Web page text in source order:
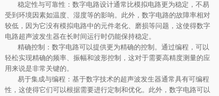
稳定性与可靠性：数字电路设计通常比模拟电路更为稳定，不易
受到环境因素如温度、湿度等的影响。此外，数字电路的故障率相对
较低，因为它没有模拟电路中的元件老化、磨损等问题，这使得数字
电路超声波发生器在长时间运行时仍能保持稳定。
精确控制：数字电路可以提供更为精确的控制。通过编程，可以
轻松实现精确的频率、振幅和波形控制，这对于需要高精度测量的应
用来说是非常关键的。
易于集成与编程：基于数字技术的超声波发生器通常具有可编程
性，这使得它们可以根据需要进行定制和优化。此外，数字电路可以